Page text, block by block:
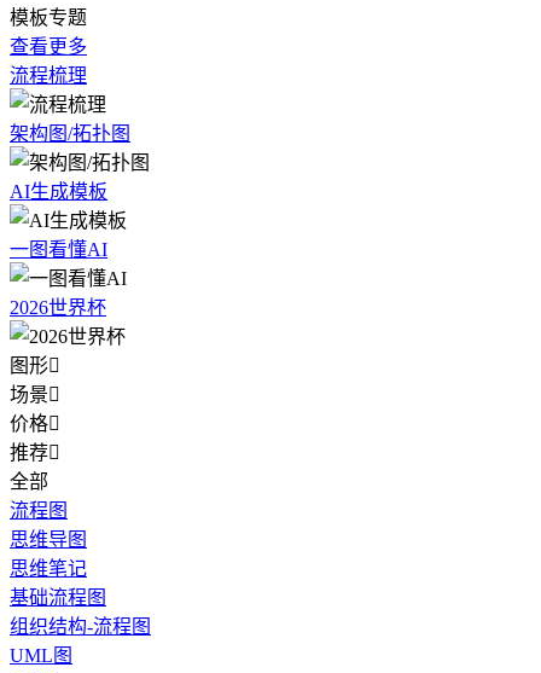
模板专题
查看更多
流程梳理
架构图/拓扑图
AI生成模板
一图看懂AI
2026世界杯
图形
场景
价格
推荐
全部
流程图
思维导图
思维笔记
基础流程图
组织结构-流程图
UML图